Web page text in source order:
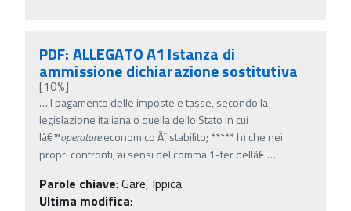
PDF: ALLEGATO A1 Istanza di
ammissione dichiarazione sostitutiva
[10%]
… l pagamento delle imposte e tasse, secondo la
legislazione italiana o quella dello Stato in cui
lâ€™operatoreeconomico Ã¨ stabilito; ***** h) che nei
propri confronti, ai sensi del comma 1-ter dellâ€ …
Parole chiave: Gare, Ippica
Ultima modifica: